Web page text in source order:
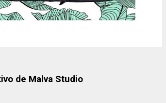
de Malva Studio